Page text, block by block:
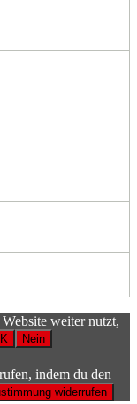
weiter nutzt,
Nein
indem du den
widerrufen